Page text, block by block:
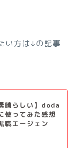
い方は↓の記事
晴らしい】doda
使ってみた感想
職エージェン